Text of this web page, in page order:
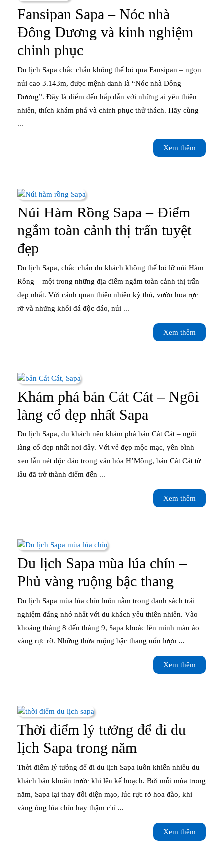
lòng
di
Fansipan Sapa – Nóc nhà
Đông Dương và kinh nghiệm
chinh phục
Sapa
–
Nóc
kinh
nghiệm
chinh
Du lịch Sapa chắc chắn không thể bỏ qua Fansipan – ngọn
núi cao 3.143m, được mệnh danh là “Nóc nhà Đông
Dương”. Đây là điểm đến hấp dẫn với những ai yêu thiên
nhiên, thích khám phá và chinh phục thử thách. Hãy cùng
...
Xem thêm
thêm
Núi Hàm Rồng Sapa – Điểm
ngắm toàn cảnh thị trấn tuyệt
đẹp
Hàm
Rồng
Sapa
toàn
cảnh
thị
trấn
tuyệt
đẹp
Du lịch Sapa, chắc chắn du khách không thể bỏ lỡ núi Hàm
Rồng – một trong những địa điểm ngắm toàn cảnh thị trấn
đẹp nhất. Với cảnh quan thiên nhiên kỳ thú, vườn hoa rực
rỡ và những khối đá độc đáo, núi ...
Xem thêm
thêm
Khám phá bản Cát Cát – Ngôi
làng cổ đẹp nhất Sapa
phá
bản
Cát
Cát
–
cổ
đẹp
nhất
Sapa
Du lịch Sapa, du khách nên khám phá bản Cát Cát – ngôi
làng cổ đẹp nhất nơi đây. Với vẻ đẹp mộc mạc, yên bình
xen lẫn nét độc đáo trong văn hóa H’Mông, bản Cát Cát từ
lâu đã trở thành điểm đến ...
Xem thêm
thêm
Du lịch Sapa mùa lúa chín –
Phủ vàng ruộng bậc thang
lịch
Sapa
mùa
lúa
chín
vàng
bậc
thang
Du lịch Sapa mùa lúa chín luôn nằm trong danh sách trải
nghiệm đáng nhớ nhất với du khách yêu thiên nhiên. Vào
khoảng tháng 8 đến tháng 9, Sapa khoác lên mình màu áo
vàng rực rỡ. Những thửa ruộng bậc thang uốn lượn ...
Xem thêm
thêm
Thời điểm lý tưởng để đi du
lịch Sapa trong năm
điểm
lý
tưởng
Thời điểm lý tưởng để đi du lịch Sapa luôn khiến nhiều du
khách băn khoăn trước khi lên kế hoạch. Bởi mỗi mùa trong
năm, Sapa lại thay đổi diện mạo, lúc rực rỡ hoa đào, khi
vàng óng lúa chín hay thậm chí ...
Xem thêm
thêm